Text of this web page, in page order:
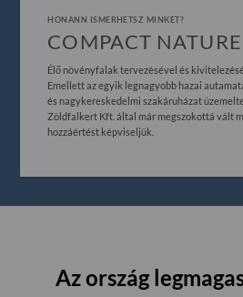
HONANN ISMERHETSZ MINKET?
COMPACT
Élő növényfalak tervezésével és
Emellett az egyik legnagyobb hazai
és nagykereskedelmi szakáruházat
Zöldfalkert Kft. által már megszokottá vált
hozzáértést képviseljük.
Az ország